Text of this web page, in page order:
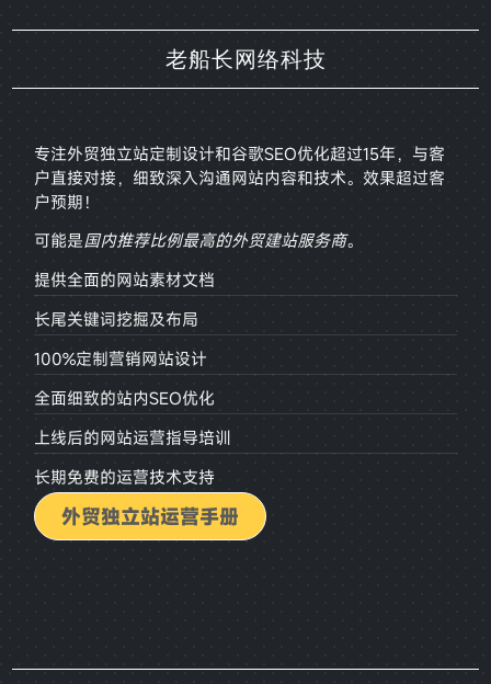
老船长网络科技
专注外贸独立站定制设计和谷歌SEO优化超过15年，与客
户直接对接， 细致深入沟通网站内容和技术。效果超过客
户预期！
可能是国内推荐比例最高的外贸建站服务商。
提供全面的网站素材文档
长尾关键词挖掘及布局
100%定制营销网站设计
全面细致的站内SEO优化
上线后的网站运营指导培训
长期免费的运营技术支持
外贸独立站运营手册